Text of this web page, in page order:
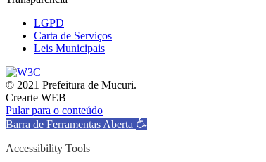
LGPD
Carta de Serviços
Leis Municipais
© 2021 Prefeitura de Mucuri.
Crearte WEB
Pular para o conteúdo
Barra de Ferramentas Aberta
Accessibility Tools